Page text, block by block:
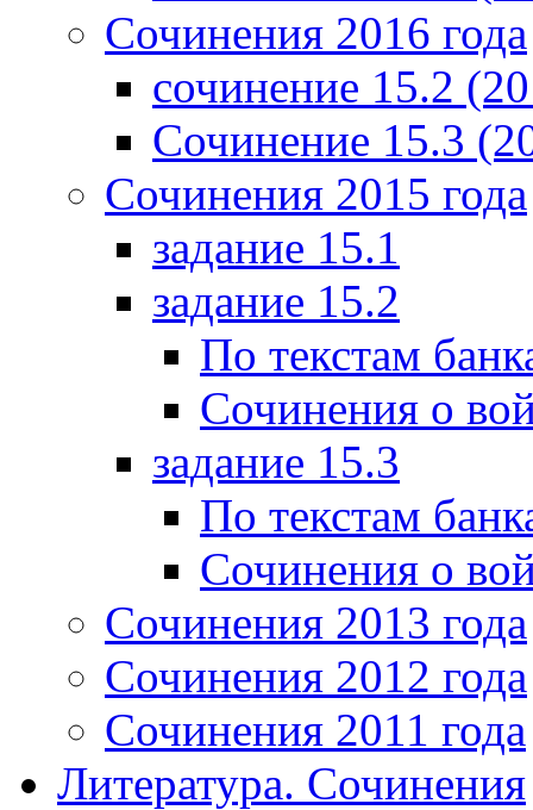
Сочинения 2016 года
сочинение 15.2
Сочинение 15.3
Сочинения 2015 года
задание 15.1
задание 15.2
По текстам
Сочинения о
задание 15.3
По текстам
Сочинения о
Сочинения 2013 года
Сочинения 2012 года
Сочинения 2011 года
Литература. Сочинения